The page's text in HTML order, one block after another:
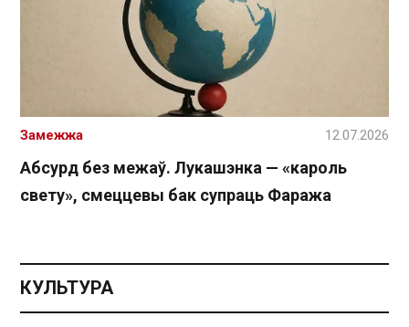
Абсурд без межаў. Лукашэнка — «кароль
свету», смеццевы бак супраць Фаража
Замежжа 12.07.2026
КУЛЬТУРА